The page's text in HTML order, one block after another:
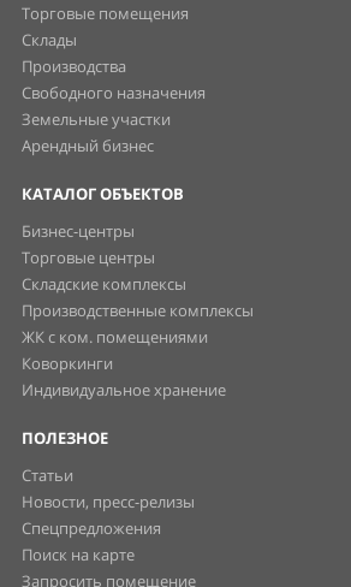
Торговые помещения
Склады
Производства
Свободного назначения
Земельные участки
Арендный бизнес
КАТАЛОГ ОБЪЕКТОВ
Бизнес-центры
Торговые центры
Складские комплексы
Производственные комплексы
ЖК с ком. помещениями
Коворкинги
Индивидуальное хранение
ПОЛЕЗНОЕ
Статьи
Новости, пресс-релизы
Спецпредложения
Поиск на карте
Запросить помещение